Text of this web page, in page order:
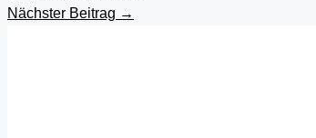
Nächster Beitrag →